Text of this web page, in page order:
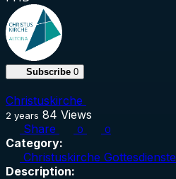
Subscribe 0
Christuskirche
2 years 84 Views
Share
0 0
Category:
Christuskirche Gottesdienste
Description: